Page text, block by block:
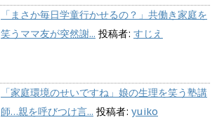
「まさか毎日学童行かせるの？」共働き家庭を
笑うママ友が突然謝... 投稿者: すじえ
「家庭環境のせいですね」娘の生理を笑う塾講
師…親を呼びつけ言... 投稿者: yuiko